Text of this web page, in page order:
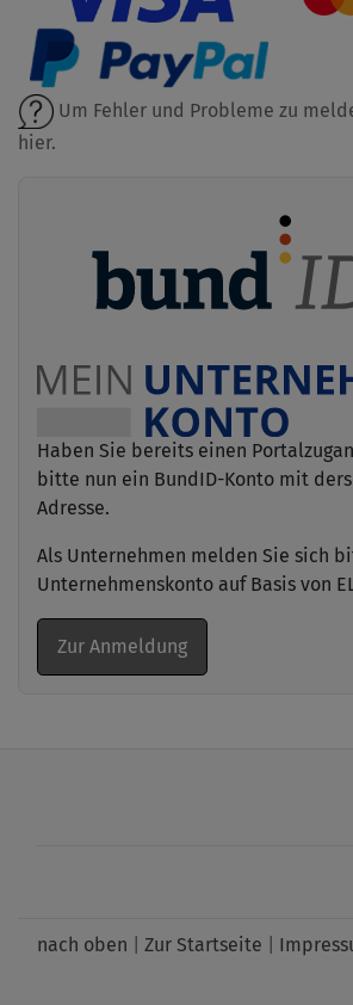
Um Fehler und Probleme zu
hier.
Haben Sie bereits einen
bitte nun ein BundID-Konto mit
Adresse.
Als Unternehmen melden Sie sich
Unternehmenskonto auf Basis von
Zur Anmeldung
nach oben Zur Startseite